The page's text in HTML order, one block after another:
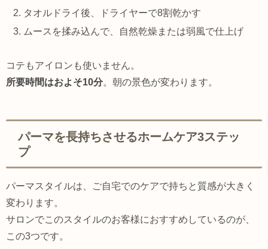
タオルドライ後、ドライヤーで8割乾かす
ムースを揉み込んで、自然乾燥または弱風で仕上げ
コテもアイロンも使いません。
所要時間はおよそ10分。朝の景色が変わります。
パーマを長持ちさせるホームケア3ステッ
プ
パーマスタイルは、ご自宅でのケアで持ちと質感が大きく
変わります。
サロンでこのスタイルのお客様におすすめしているのが、
この3つです。